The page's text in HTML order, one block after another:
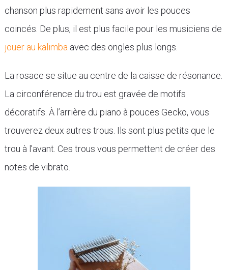
chanson plus rapidement sans avoir les pouces
coincés. De plus, il est plus facile pour les musiciens de
jouer au kalimbaavec des ongles plus longs.
La rosace se situe au centre de la caisse de résonance.
La circonférence du trou est gravée de motifs
décoratifs. À l’arrière du piano à pouces Gecko, vous
trouverez deux autres trous. Ils sont plus petits que le
trou à l’avant. Ces trous vous permettent de créer des
notes de vibrato.